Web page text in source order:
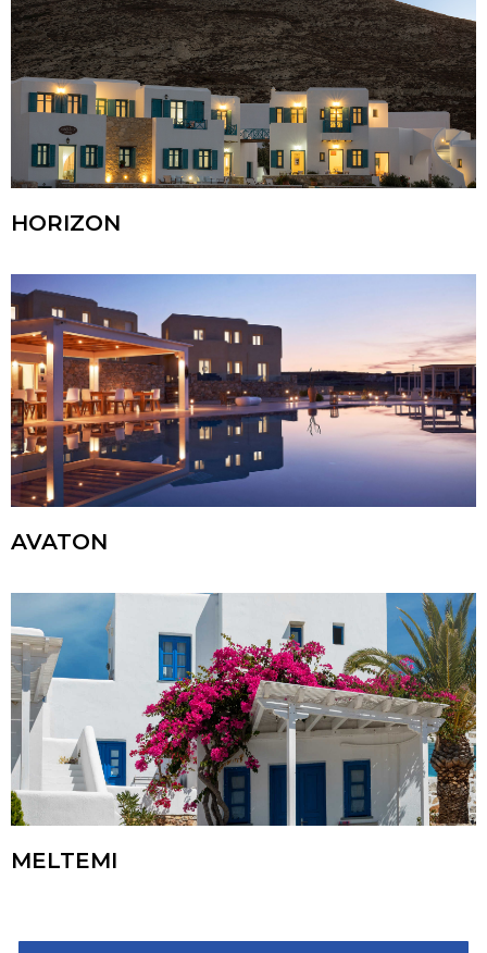
HORIZON
AVATON
MELTEMI